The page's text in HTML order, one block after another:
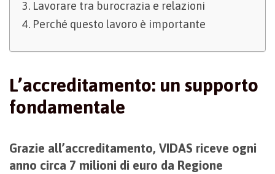
Lavorare tra burocrazia e relazioni
Perché questo lavoro è importante
L’accreditamento: un supporto
fondamentale
Grazie all’accreditamento, VIDAS riceve ogni
anno circa 7 milioni di euro da Regione